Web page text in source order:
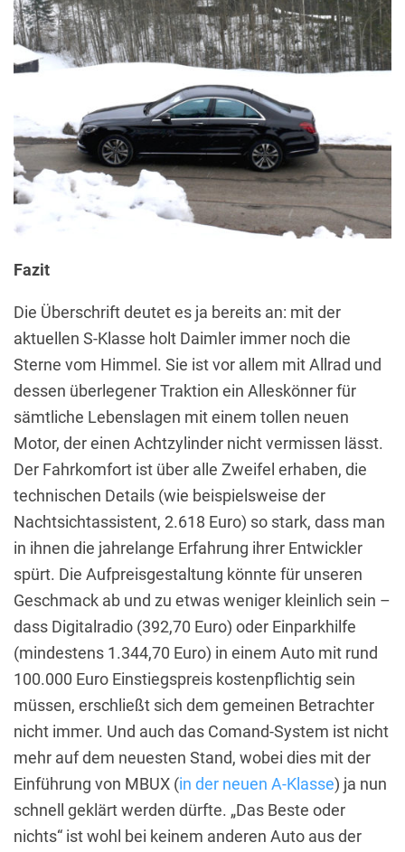
Fazit
Die Überschrift deutet es ja bereits an: mit der
aktuellen S-Klasse holt Daimler immer noch die
Sterne vom Himmel. Sie ist vor allem mit Allrad und
dessen überlegener Traktion ein Alleskönner für
sämtliche Lebenslagen mit einem tollen neuen
Motor, der einen Achtzylinder nicht vermissen lässt.
Der Fahrkomfort ist über alle Zweifel erhaben, die
technischen Details (wie beispielsweise der
Nachtsichtassistent, 2.618 Euro) so stark, dass man
in ihnen die jahrelange Erfahrung ihrer Entwickler
spürt. Die Aufpreisgestaltung könnte für unseren
Geschmack ab und zu etwas weniger kleinlich sein –
dass Digitalradio (392,70 Euro) oder Einparkhilfe
(mindestens 1.344,70 Euro) in einem Auto mit rund
100.000 Euro Einstiegspreis kostenpflichtig sein
müssen, erschließt sich dem gemeinen Betrachter
nicht immer. Und auch das Comand-System ist nicht
mehr auf dem neuesten Stand, wobei dies mit der
Einführung von MBUX (in der neuen A-Klasse) ja nun
schnell geklärt werden dürfte. „Das Beste oder
nichts“ ist wohl bei keinem anderen Auto aus der